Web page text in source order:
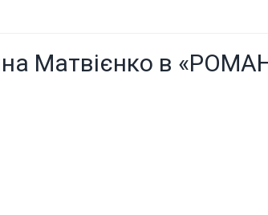
Матвієнко в